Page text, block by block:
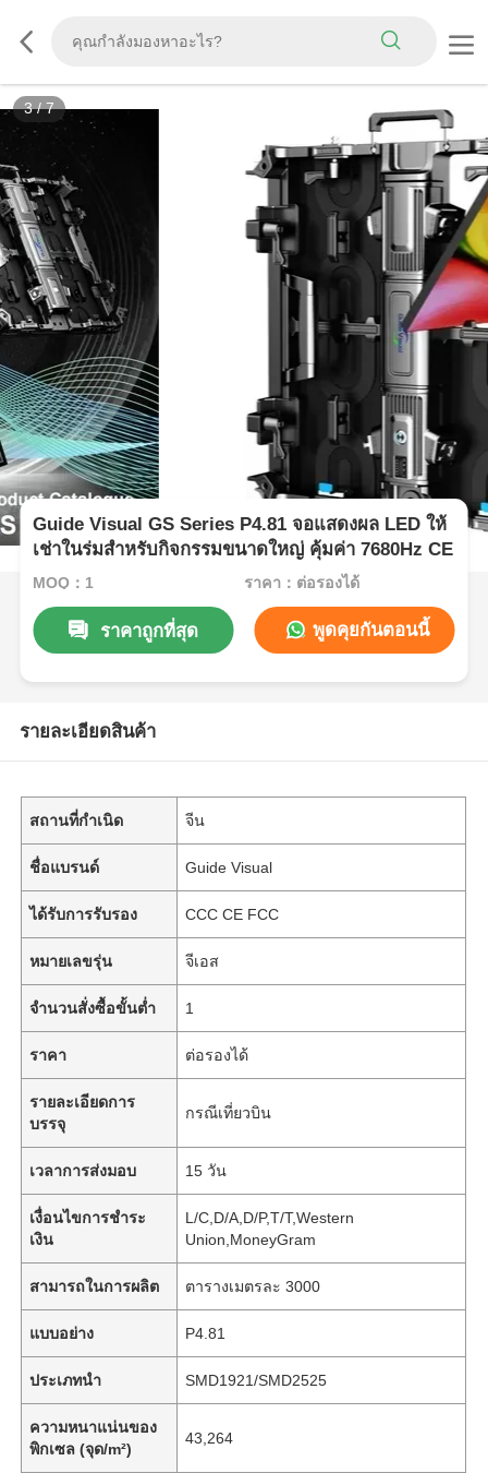
3/7
Guide Visual GS Series P4.81 จอแสดงผล LED ให้
เช่าในร่มสำหรับกิจกรรมขนาดใหญ่ คุ้มค่า 7680Hz CE
MOQ：1 ราคา：ต่อรองได้
ราคาถูกที่สุด พูดคุยกันตอนนี้
รายละเอียดสินค้า
สถานที่กำเนิด จีน
ชื่อแบรนด์ Guide Visual
ได้รับการรับรอง CCC CE FCC
หมายเลขรุ่น จีเอส
จำนวนสั่งซื้อขั้นต่ำ 1
ราคา ต่อรองได้
รายละเอียดการ
บรรจุ
กรณีเที่ยวบิน
เวลาการส่งมอบ 15 วัน
เงื่อนไขการชำระ
เงิน
L/C,D/A,D/P,T/T,Western
Union,MoneyGram
สามารถในการผลิต ตารางเมตรละ 3000
แบบอย่าง P4.81
ประเภทนำ SMD1921/SMD2525
ความหนาแน่นของ
พิกเซล (จุด/m²)
43,264